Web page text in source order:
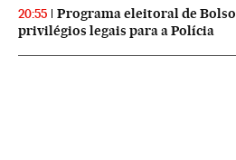
20:55
Programa eleitoral de
privilégios legais para a Polícia